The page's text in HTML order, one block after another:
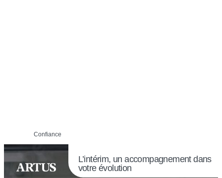
Confiance
L’intérim, un accompagnement dans
votre évolution